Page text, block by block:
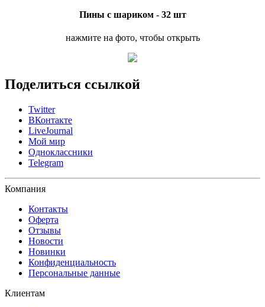
Пины с шариком - 32 шт
нажмите на фото, чтобы открыть
Поделиться ссылкой
Twitter
ВКонтакте
LiveJournal
Мой мир
Одноклассники
Telegram
Компания
Контакты
Оферта
Отзывы
Новости
Новинки
Конфиденциальность
Персональные данные
Клиентам